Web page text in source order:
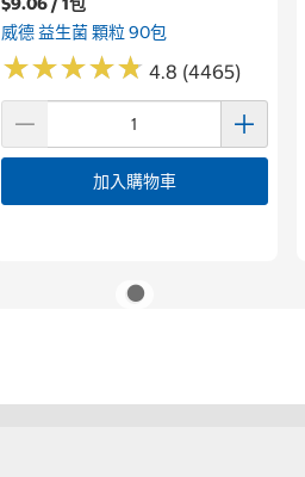
威德 益生菌 顆粒 90包
★★★★★
★★★★★ 4.8 (4465)
加入購物車